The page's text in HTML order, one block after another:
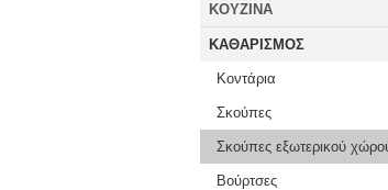
KOYZINA
ΚΑΘΑΡΙΣΜΟΣ
Κοντάρια
Σκούπες
Σκούπες εξωτερικού
Βούρτσες